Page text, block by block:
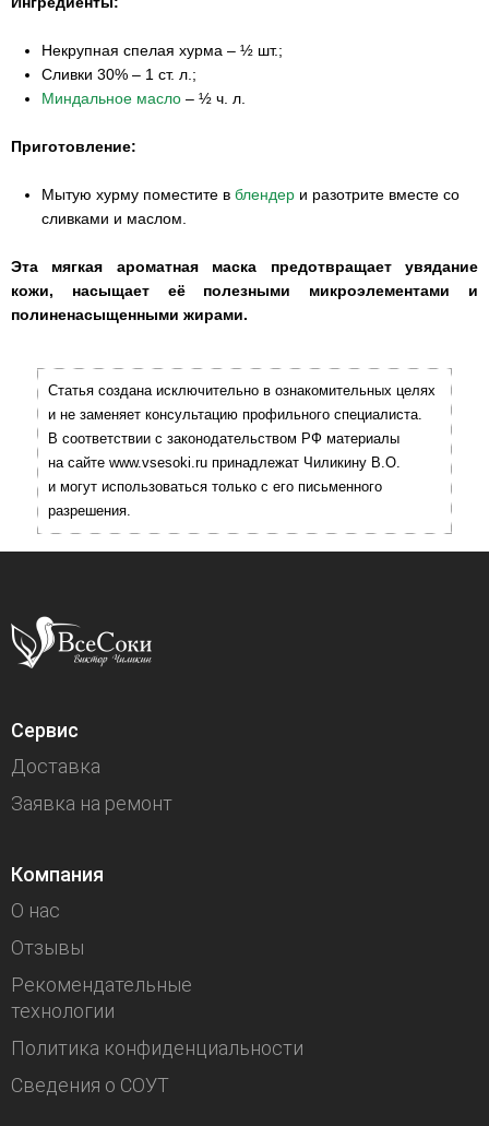
Некрупная спелая хурма – ½ шт.;
Сливки 30% – 1 ст. л.;
Миндальное масло – ½ ч. л.
Приготовление:
Мытую хурму поместите в блендер и разотрите вместе со
сливками и маслом.
Эта мягкая ароматная маска предотвращает увядание
кожи, насыщает её полезными микроэлементами и
полиненасыщенными жирами.
Статья создана исключительно в ознакомительных целях
и не заменяет консультацию профильного специалиста.
В соответствии с законодательством РФ материалы
на сайте www.vsesoki.ru принадлежат Чиликину В.О.
и могут использоваться только с его письменного
разрешения.
Сервис
Доставка
Заявка на ремонт
Компания
О нас
Отзывы
Рекомендательные
технологии
Политика конфиденциальности
Сведения о СОУТ